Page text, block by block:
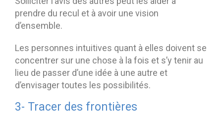
prendre du recul et à avoir une vision
d’ensemble.
Les personnes intuitives quant à elles doivent se
concentrer sur une chose à la fois et s’y tenir au
lieu de passer d’une idée à une autre et
d’envisager toutes les possibilités.
3- Tracer des frontières